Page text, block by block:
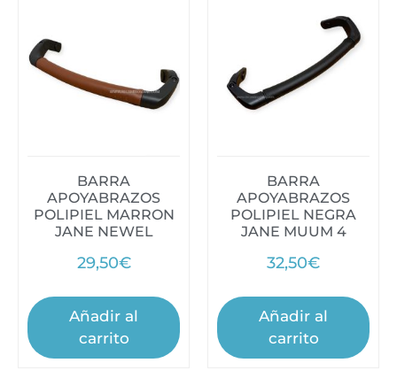
BARRA
APOYABRAZOS
POLIPIEL MARRON
JANE NEWEL
29,50€
Añadir al
carrito
BARRA
APOYABRAZOS
POLIPIEL NEGRA
JANE MUUM 4
32,50€
Añadir al
carrito